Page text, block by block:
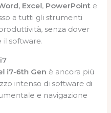
, Excel, PowerPoint e
a tutti gli strumenti
senza dover
software.
i7-6th Gen è ancora più
intenso di software di
e navigazione